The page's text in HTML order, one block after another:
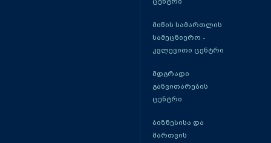
მიწის სამართლის
სამეცნიერო -
კვლევითი ცენტრი
მდგრადი
განვითარების
ცენტრი
ბიზნესისა და
მართვის